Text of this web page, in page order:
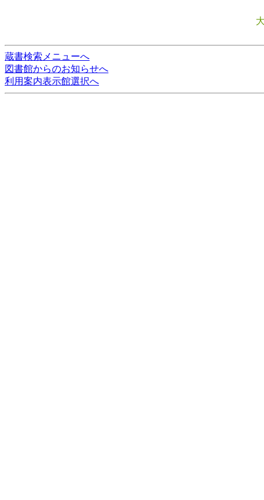
蔵書検索メニューへ
図書館からのお知らせへ
利用案内表示館選択へ